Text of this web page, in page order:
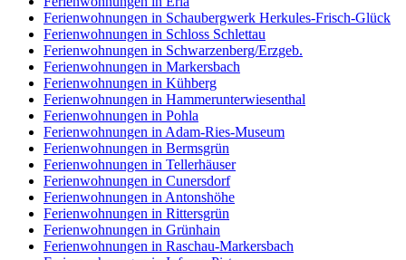
Ferienwohnungen in Schaubergwerk Herkules-Frisch-Glück
Ferienwohnungen in Schloss Schlettau
Ferienwohnungen in Schwarzenberg/Erzgeb.
Ferienwohnungen in Markersbach
Ferienwohnungen in Kühberg
Ferienwohnungen in Hammerunterwiesenthal
Ferienwohnungen in Pohla
Ferienwohnungen in Adam-Ries-Museum
Ferienwohnungen in Bermsgrün
Ferienwohnungen in Tellerhäuser
Ferienwohnungen in Cunersdorf
Ferienwohnungen in Antonshöhe
Ferienwohnungen in Rittersgrün
Ferienwohnungen in Grünhain
Ferienwohnungen in Raschau-Markersbach